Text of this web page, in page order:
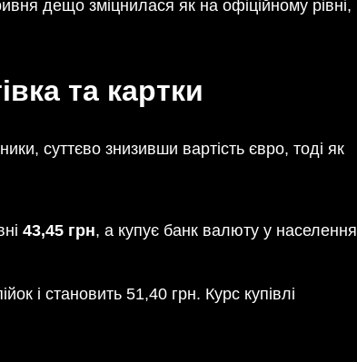
дещо зміцнилася як на офіційному рівні,
та картки
суттєво знизивши вартість євро, тоді як
43,45 грн, а купує банк валюту у населення
і становить 51,40 грн. Курс купівлі